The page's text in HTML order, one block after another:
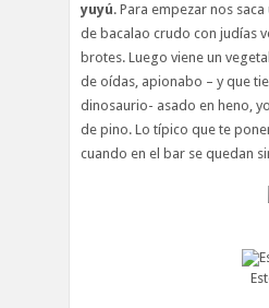
yuyú. Para empezar nos
de bacalao crudo con judías
brotes. Luego viene un
de oídas, apionabo – y que
dinosaurio- asado en heno,
de pino. Lo típico que te
cuando en el bar se quedan